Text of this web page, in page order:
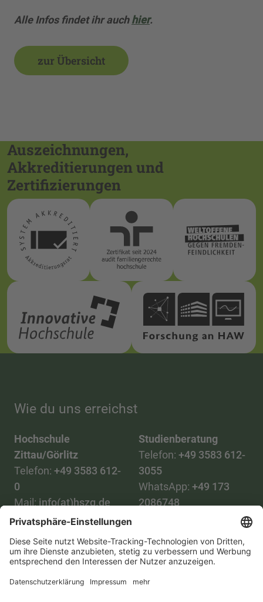
Alle Infos findet ihr auchhier.
zur Übersicht
Auszeichnungen,
Akkreditierungen und
Zertifizierungen
Wie du uns erreichst
Hochschule
Zittau/Görlitz
Telefon: +49 3583 612-
0
Mail:info(at)hszg.de
Studienberatung
Telefon: +49 3583 612-
3055
WhatsApp: +49 173
2086748
Alle StudiengängeDatenschutz